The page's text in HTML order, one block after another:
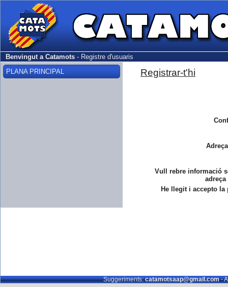
Benvingut a Catamots - Registre d'usuaris
PLANA PRINCIPAL
Registrar-t'hi
Vull rebre informació
He llegit i accepto la
Suggeriments:catamotsaap@gmail.com-